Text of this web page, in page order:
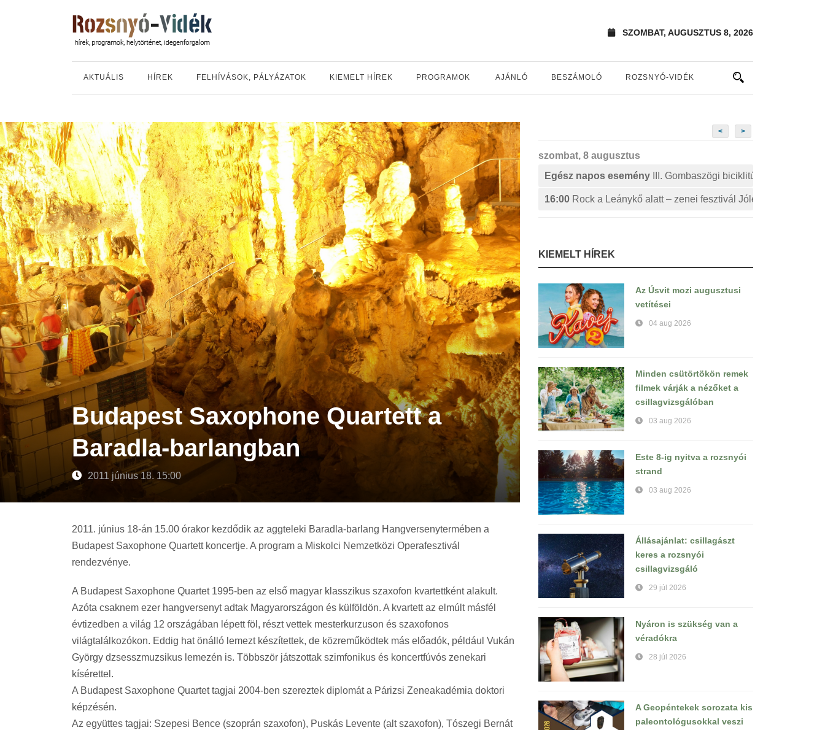
SZOMBAT, AUGUSZTUS 8, 2026
AKTUÁLIS HÍREK FELHÍVÁSOK, PÁLYÁZATOK KIEMELT HÍREK PROGRAMOK AJÁNLÓ BESZÁMOLÓ ROZSNYÓ-VIDÉK
Budapest Saxophone Quartett a
Baradla-barlangban
2011 június 18. 15:00
2011. június 18-án 15.00 órakor kezdődik az aggteleki Baradla-barlang Hangversenytermében a
Budapest Saxophone Quartett koncertje. A program a Miskolci Nemzetközi Operafesztivál
rendezvénye.
A Budapest Saxophone Quartet 1995-ben az első magyar klasszikus szaxofon kvartettként alakult.
Azóta csaknem ezer hangversenyt adtak Magyarországon és külföldön. A kvartett az elmúlt másfél
évtizedben a világ 12 országában lépett föl, részt vettek mesterkurzuson és szaxofonos
világtalálkozókon. Eddig hat önálló lemezt készítettek, de közreműködtek más előadók, például Vukán
György dzsesszmuzsikus lemezén is. Többször játszottak szimfonikus és koncertfúvós zenekari
kísérettel.
A Budapest Saxophone Quartet tagjai 2004-ben szereztek diplomát a Párizsi Zeneakadémia doktori
képzésén.
Az együttes tagjai: Szepesi Bence (szoprán szaxofon), Puskás Levente (alt szaxofon), Tószegi Bernát
< >
szombat, 8 augusztus
Egész napos esemény
III. Gombaszögi biciklitúra
16:00 Rock a Leánykő alatt – zenei fesztivál Jólészen
KIEMELT HÍREK
Az Úsvit mozi augusztusi
vetítései
04 aug 2026
Minden csütörtökön remek
filmek várják a nézőket a
csillagvizsgálóban
03 aug 2026
Este 8-ig nyitva a rozsnyói
strand
03 aug 2026
Állásajánlat: csillagászt
keres a rozsnyói
csillagvizsgáló
29 júl 2026
Nyáron is szükség van a
véradókra
28 júl 2026
A Geopéntekek sorozata kis
paleontológusokkal veszi